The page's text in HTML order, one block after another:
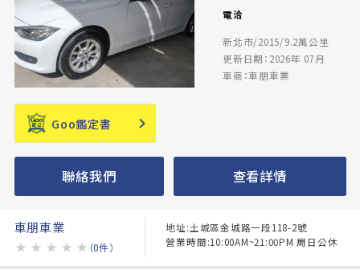
電洽
新北市/2015/9.2萬公里
更新日期：2026年 07月
車商：車朋車業
Goo鑑定書
聯絡我們 查看詳情
車朋車業
★ ★ ★ ★ ★ （0件）
地址:土城區金城路一段118-2號
營業時間:10:00AM~21:00PM 周日公休